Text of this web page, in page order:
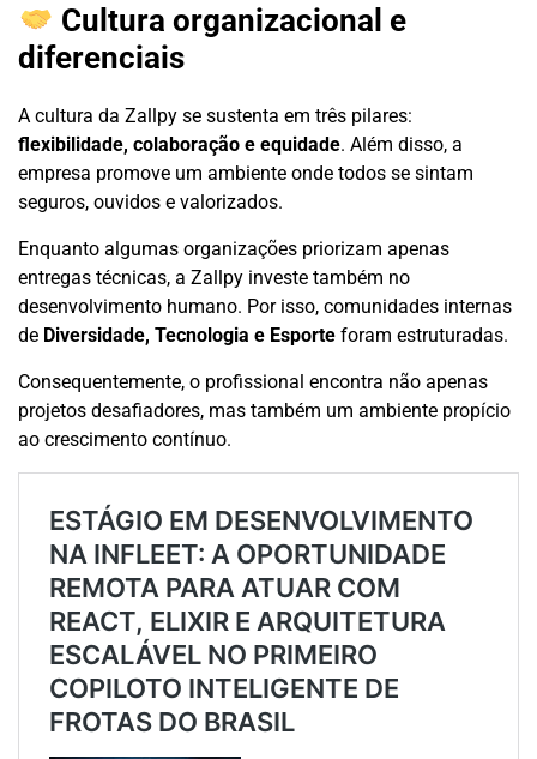
Cultura organizacional e
diferenciais
A cultura da Zallpy se sustenta em três pilares:
flexibilidade, colaboração e equidade. Além disso, a
empresa promove um ambiente onde todos se sintam
seguros, ouvidos e valorizados.
Enquanto algumas organizações priorizam apenas
entregas técnicas, a Zallpy investe também no
desenvolvimento humano. Por isso, comunidades internas
de Diversidade, Tecnologia e Esporte foram estruturadas.
Consequentemente, o profissional encontra não apenas
projetos desafiadores, mas também um ambiente propício
ao crescimento contínuo.